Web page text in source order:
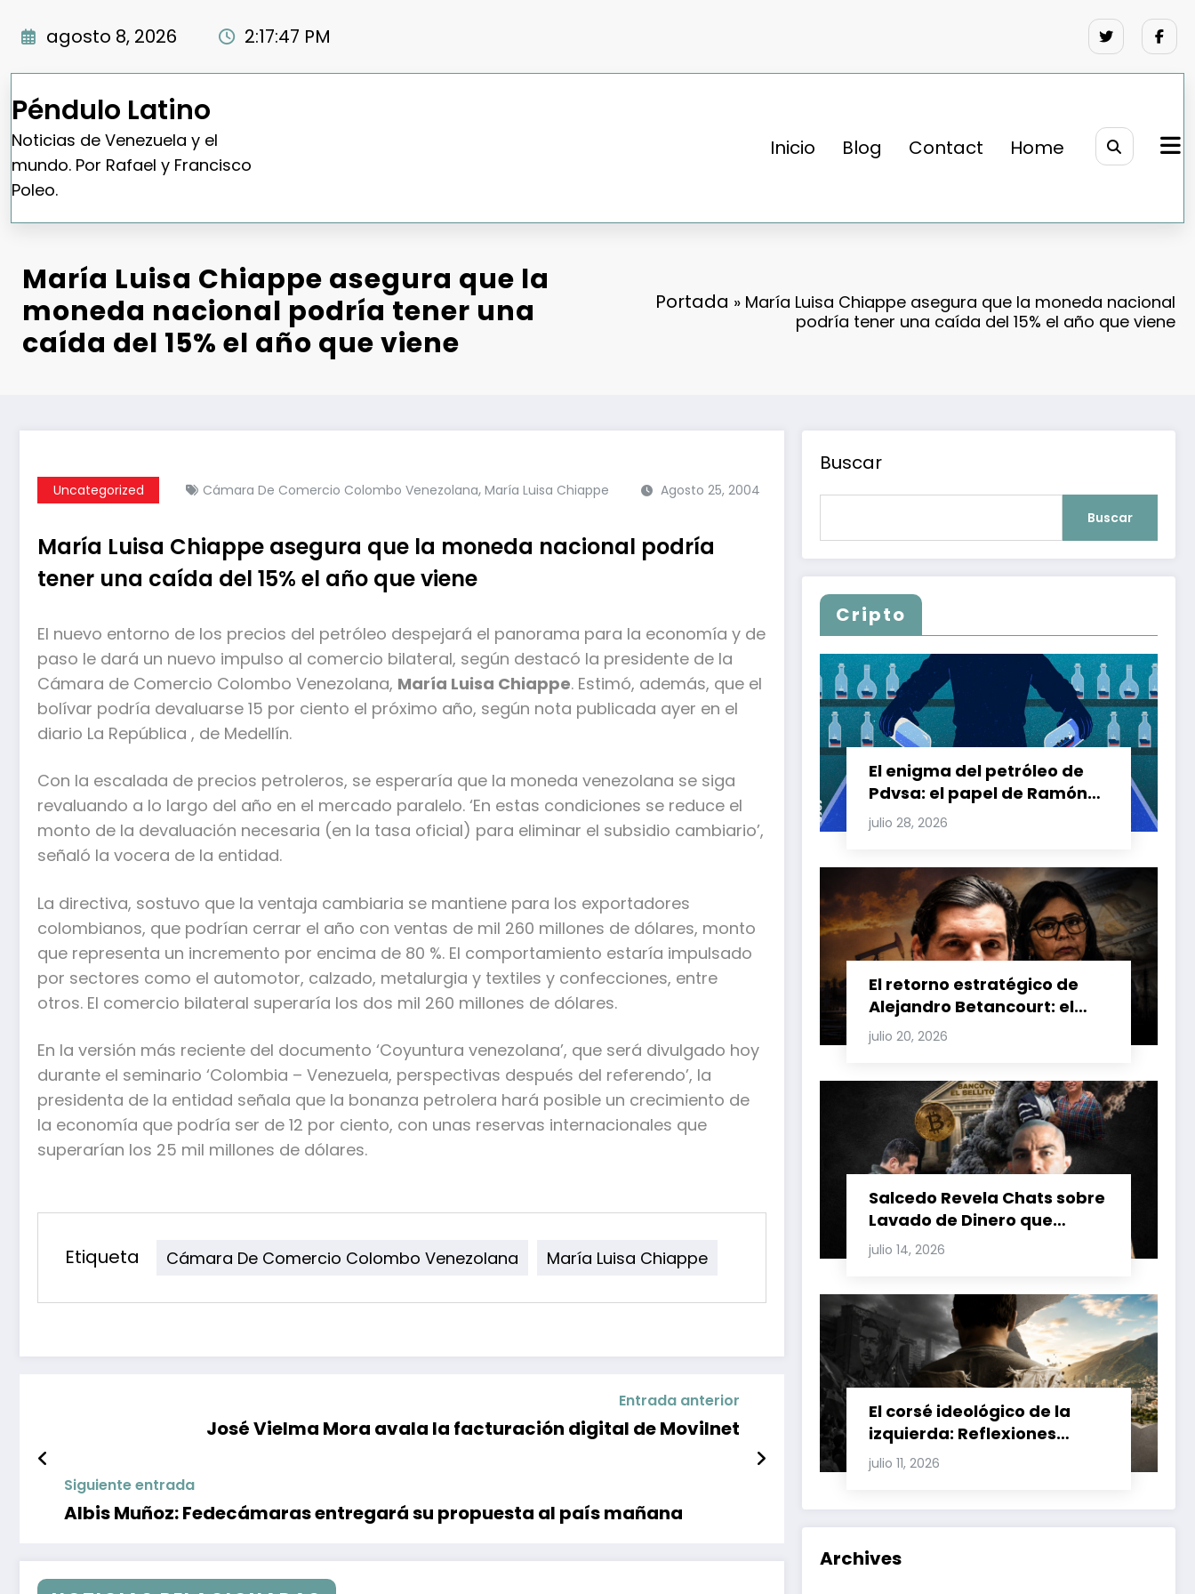
agosto 8, 2026 2:17:48 PM
Péndulo Latino
Noticias de Venezuela y el
mundo. Por Rafael y Francisco
Poleo.
Inicio Blog Contact Home
María Luisa Chiappe asegura que la
moneda nacional podría tener una
caída del 15% el año que viene
Portada » María Luisa Chiappe asegura que la moneda nacional
podría tener una caída del 15% el año que viene
Uncategorized Cámara De Comercio Colombo Venezolana, María Luisa Chiappe Agosto 25, 2004
María Luisa Chiappe asegura que la moneda nacional podría
tener una caída del 15% el año que viene
El nuevo entorno de los precios del petróleo despejará el panorama para la economía y de
paso le dará un nuevo impulso al comercio bilateral, según destacó la presidente de la
Cámara de Comercio Colombo Venezolana, María Luisa Chiappe. Estimó, además, que el
bolívar podría devaluarse 15 por ciento el próximo año, según nota publicada ayer en el
diario La República , de Medellín.
Con la escalada de precios petroleros, se esperaría que la moneda venezolana se siga
revaluando a lo largo del año en el mercado paralelo. ‘En estas condiciones se reduce el
monto de la devaluación necesaria (en la tasa oficial) para eliminar el subsidio cambiario’,
señaló la vocera de la entidad.
La directiva, sostuvo que la ventaja cambiaria se mantiene para los exportadores
colombianos, que podrían cerrar el año con ventas de mil 260 millones de dólares, monto
que representa un incremento por encima de 80 %. El comportamiento estaría impulsado
por sectores como el automotor, calzado, metalurgia y textiles y confecciones, entre
otros. El comercio bilateral superaría los dos mil 260 millones de dólares.
En la versión más reciente del documento ‘Coyuntura venezolana’, que será divulgado hoy
durante el seminario ‘Colombia – Venezuela, perspectivas después del referendo’, la
presidenta de la entidad señala que la bonanza petrolera hará posible un crecimiento de
la economía que podría ser de 12 por ciento, con unas reservas internacionales que
superarían los 25 mil millones de dólares.
Etiqueta Cámara De Comercio Colombo Venezolana María Luisa Chiappe
Entrada anterior
José Vielma Mora avala la facturación digital de Movilnet
Siguiente entrada
Albis Muñoz: Fedecámaras entregará su propuesta al país mañana
Buscar
Buscar
Cripto
El enigma del petróleo de
Pdvsa: el papel de Ramón
Carretero en el triángulo de
Carretero y su impacto en
julio 28, 2026
El retorno estratégico de
Alejandro Betancourt: el
bolichico que desafía la
justicia y renueva su poder
venezolana
julio 20, 2026
Salcedo Revela Chats sobre
Lavado de Dinero que
Involucran a Glas, Correa y
Juan Fernando Petro en el
julio 14, 2026
El corsé ideológico de la
izquierda: Reflexiones
sobre el fracaso chavista y
la crisis moral en América
julio 11, 2026
Archives